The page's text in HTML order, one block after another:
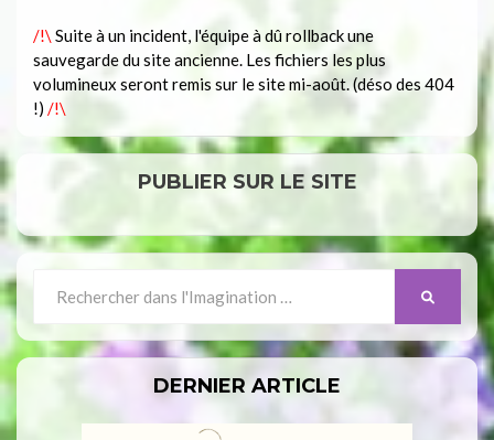
/!\ Suite à un incident, l'équipe à dû rollback une
sauvegarde du site ancienne. Les fichiers les plus
volumineux seront remis sur le site mi-août. (déso des 404
!) /!\
PUBLIER SUR LE SITE
for:
DERNIER ARTICLE